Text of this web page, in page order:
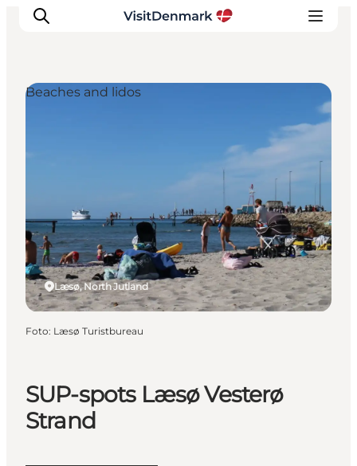
Pianifica il viaggio
SUP-spots Læsø Vesterø
Strand
Læsø, North Jutland
Beaches and lidos
Foto: Læsø Turistbureau